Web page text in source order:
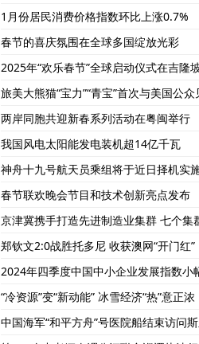
1月份居民消费价格指数环比上涨0.7%
春节的喜庆氛围在全球多国绽放光彩
2025年“欢乐春节”全球启动仪式在吉隆
旅美大熊猫“宝力”“青宝”首次与美国公众
两岸同胞共迎新春系列活动在粤闽举行
我国风电太阳能发电装机超14亿千瓦
神舟十九号航天员乘组将于近日择机实
春节联欢晚会节目和技术创新亮点发布
京津冀携手打造先进制造业集群 七个集
郑钦文2:0战胜托多尼 收获澳网“开门红”
2024年四季度中国中小企业发展指数小
“冷资源”变“新动能” 冰雪经济“热”意正浓
中国海军“和平方舟”号医院船结束访问